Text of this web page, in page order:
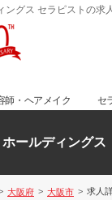
ングス セラピストの求
師・ヘアメイク セ
ールディングス
大阪府 大阪市 求人